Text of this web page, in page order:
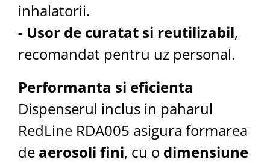
inhalatorii.
- Usor de curatat si reutilizabil,
recomandat pentru uz personal.
Performanta si eficienta
Dispenserul inclus in paharul
RedLine RDA005 asigura formarea
de aerosoli fini, cu o dimensiune